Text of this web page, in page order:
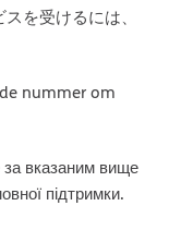
を受けるには、
nummer om
вказаним вище
підтримки.